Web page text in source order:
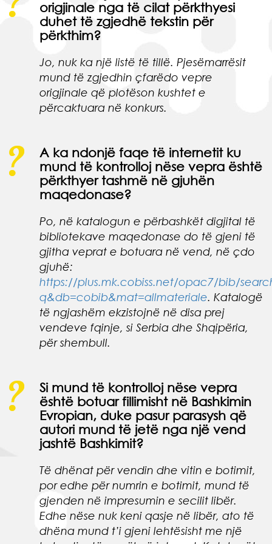
origjinale nga të cilat përkthyesi
duhet të zgjedhë tekstin për
përkthim?
Jo, nuk ka një listë të tillë. Pjesëmarrësit
mund të zgjedhin çfarëdo vepre
origjinale që plotëson kushtet e
përcaktuara në konkurs.
A ka ndonjë faqe të internetit ku
mund të kontrolloj nëse vepra është
përkthyer tashmë në gjuhën
maqedonase?
Po, në katalogun e përbashkët digjital të
bibliotekave maqedonase do të gjeni të
gjitha veprat e botuara në vend, në çdo
gjuhë:
https://plus.mk.cobiss.net/opac7/bib/
q&db=cobib&mat=allmateriale. Katalogë
të ngjashëm ekzistojnë në disa prej
vendeve fqinje, si Serbia dhe Shqipëria,
për shembull.
Si mund të kontrolloj nëse vepra
është botuar fillimisht në Bashkimin
Evropian, duke pasur parasysh që
autori mund të jetë nga një vend
jashtë Bashkimit?
Të dhënat për vendin dhe vitin e botimit,
por edhe për numrin e botimit, mund të
gjenden në impresumin e secilit libër.
Edhe nëse nuk keni qasje në libër, ato të
dhëna mund t’i gjeni lehtësisht me një